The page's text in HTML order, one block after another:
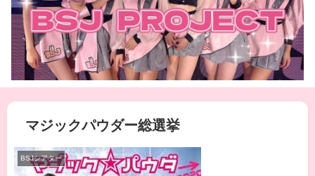
マジックパウダー総選挙
BSJシアター